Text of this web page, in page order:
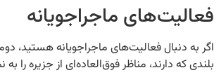
فعالیت‌های ماجراجویانه
اگر به دنبال فعالیت‌های ماجراجویانه هستید،
بلندی که دارند، مناظر فوق‌العاده‌ای از جزیره را